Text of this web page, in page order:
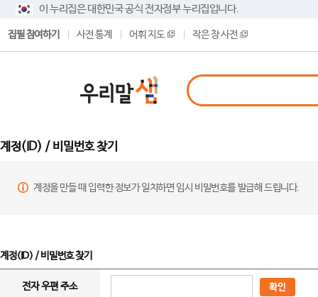
이 누리집은 대한민국 공식 전자정부 누리집입니다.
집필 참여하기 사전 통계 어휘 지도 작은 창 사전
계정(ID) / 비밀번호 찾기
계정을 만들 때 입력한 정보가 일치하면 임시 비밀번호를 발급해 드립니다.
계정(ID) / 비밀번호 찾기
전자 우편 주소 확인